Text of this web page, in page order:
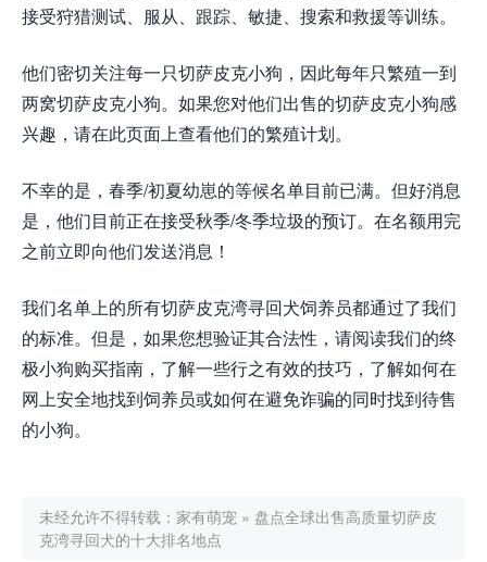
接受狩猎测试、服从、跟踪、敏捷、搜索和救援等训练。
他们密切关注每一只切萨皮克小狗，因此每年只繁殖一到
两窝切萨皮克小狗。如果您对他们出售的切萨皮克小狗感
兴趣，请在此页面上查看他们的繁殖计划。
不幸的是，春季/初夏幼崽的等候名单目前已满。但好消息
是，他们目前正在接受秋季/冬季垃圾的预订。在名额用完
之前立即向他们发送消息！
我们名单上的所有切萨皮克湾寻回犬饲养员都通过了我们
的标准。但是，如果您想验证其合法性，请阅读我们的终
极小狗购买指南，了解一些行之有效的技巧，了解如何在
网上安全地找到饲养员或如何在避免诈骗的同时找到待售
的小狗。
未经允许不得转载： 家有萌宠 » 盘点全球出售高质量切萨皮
克湾寻回犬的十大排名地点